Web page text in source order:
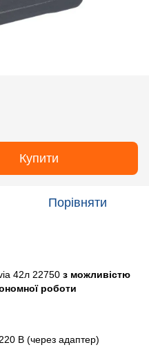
Купити
Порівняти
42л 22750 з можливістю
роботи
В (через адаптер)